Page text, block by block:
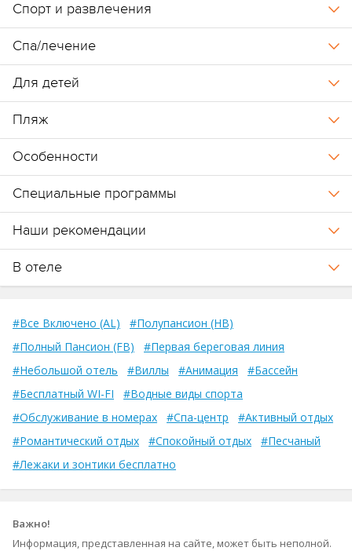
Спорт и развлечения
Спа/лечение
Для детей
Пляж
Особенности
Специальные программы
Наши рекомендации
В отеле
#Все Включено (AL)
#Полупансион (HB)
#Полный Пансион (FB)
#Первая береговая линия
#Небольшой отель
#Виллы #Анимация
#Бассейн
#Бесплатный WI-FI
#Водные виды спорта
#Обслуживание в номерах
#Спа-центр
#Активный отдых
#Романтический отдых
#Спокойный отдых
#Песчаный
#Лежаки и зонтики бесплатно
Важно!
Информация, представленная на сайте, может быть неполной.